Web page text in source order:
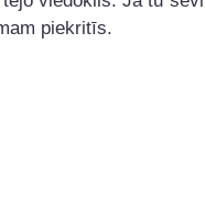
piekritīs.